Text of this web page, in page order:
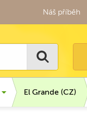
Náš příběh
El Grande (CZ)